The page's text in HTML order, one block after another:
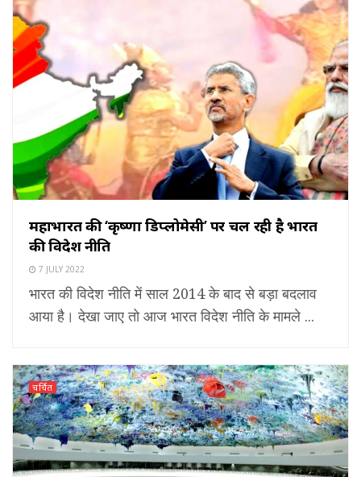
महाभारत की ‘कृष्णा डिप्लोमेसी’ पर चल रही है भारत
की विदेश नीति
7 JULY 2022
भारत की विदेश नीति में साल 2014 के बाद से बड़ा बदलाव
आया है। देखा जाए तो आज भारत विदेश नीति के मामले ...
चर्चित